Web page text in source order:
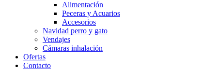
Alimentación
Peceras y Acuarios
Accesorios
Navidad perro y gato
Vendajes
Cámaras inhalación
Ofertas
Contacto